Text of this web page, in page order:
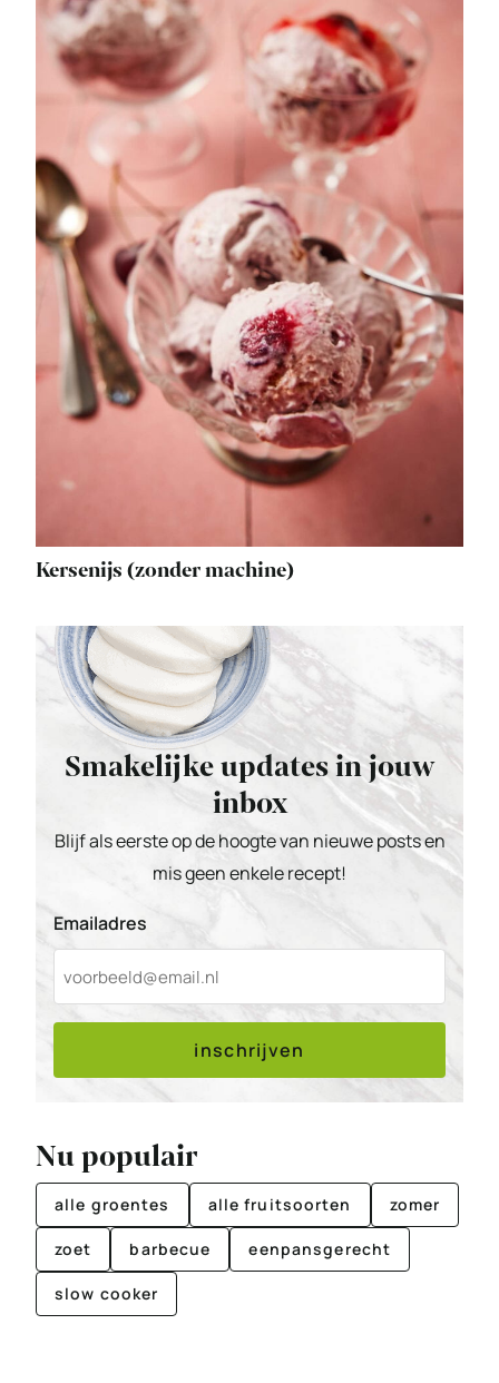
Kersenijs (zonder machine)
Smakelijke updates in jouw
inbox
Blijf als eerste op de hoogte van nieuwe posts en
mis geen enkele recept!
Emailadres
inschrijven
Nu populair
alle groentes alle fruitsoorten zomer
zoet barbecue eenpansgerecht
slow cooker